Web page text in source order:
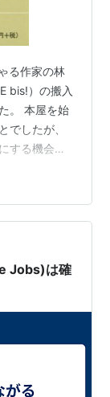
る作家の林
bis!）の搬入
。 本屋を始
でしたが、
する機会が
林 望 著、光
すが、「持ち
けではな
持ちに至ら
も購入なさ
Jobs)は確